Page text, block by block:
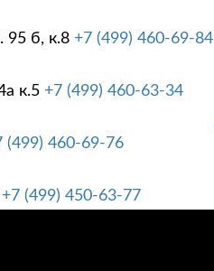
95 б, к.8 +7 (499) 460-69-84
к.5 +7 (499) 460-63-34
(499) 460-69-76
+7 (499) 450-63-77